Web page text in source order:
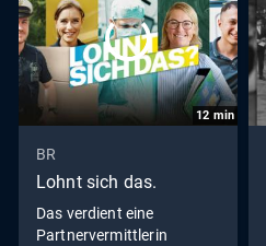
12 min
BR
Lohnt sich das.
Das verdient eine
Partnervermittlerin